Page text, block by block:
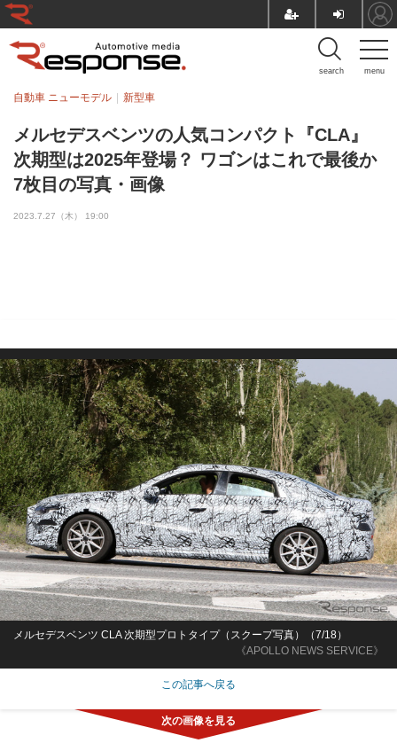
menu
search
メルセデスベンツの人気コンパクト『CLA』
次期型は2025年登場？ ワゴンはこれで最後か
7枚目の写真・画像
自動車 ニューモデル 新型車
2023.7.27（木） 19:00
《APOLLO NEWS SERVICE》
メルセデスベンツ CLA 次期型プロトタイプ（スクープ写真）（7/18）
この記事へ戻る